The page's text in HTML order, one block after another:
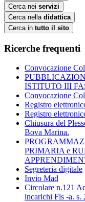
Cerca nei servizi
Cerca nella didattica
Cerca in tutto il sito
Ricerche frequenti
Convocazione
ISTITUTO III
Convocazione
Registro
Registro
Chiusura del
Bova Marina.
PRIMARIA e
Segreteria digitale
Invio Mad
Circolare n.121
incarichi Fis -a. s.